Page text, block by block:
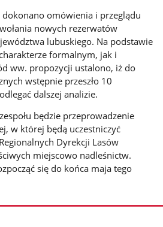
dokonano omówienia i przeglądu
nowych rezerwatów
lubuskiego. Na podstawie
formalnym, jak i
ww. propozycji ustalono, iż do
wstępnie przeszło 10
dalszej analizie.
będzie przeprowadzenie
w której będą uczestniczyć
Dyrekcji Lasów
miejscowo nadleśnictw.
się do końca maja tego